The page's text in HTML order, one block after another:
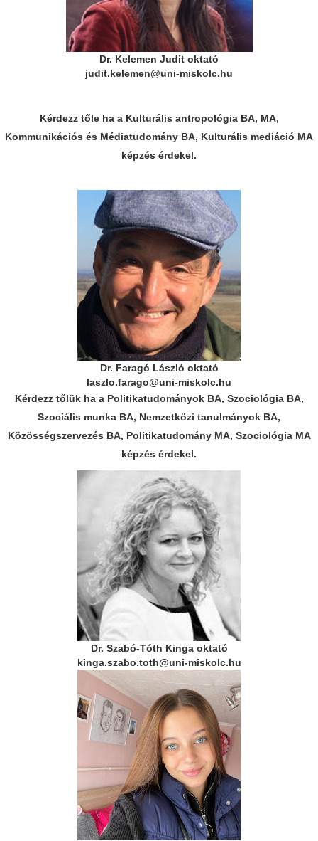
Dr. Kelemen Judit oktató
judit.kelemen@uni-miskolc.hu
Kérdezz tőle ha a Kulturális antropológia BA, MA,
Kommunikációs és Médiatudomány BA, Kulturális mediáció MA
képzés érdekel.
Dr. Faragó László oktató
laszlo.farago@uni-miskolc.hu
Kérdezz tőlük ha a Politikatudományok BA, Szociológia BA,
Szociális munka BA, Nemzetközi tanulmányok BA,
Közösségszervezés BA, Politikatudomány MA, Szociológia MA
képzés érdekel.
Dr. Szabó-Tóth Kinga oktató
kinga.szabo.toth@uni-miskolc.hu